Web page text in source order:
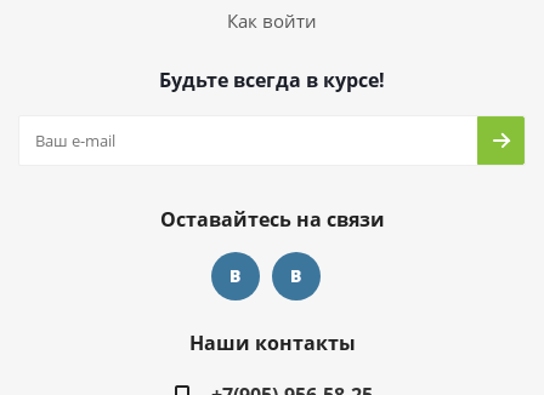
Как войти
Будьте всегда в курсе!
Оставайтесь на связи
Наши контакты